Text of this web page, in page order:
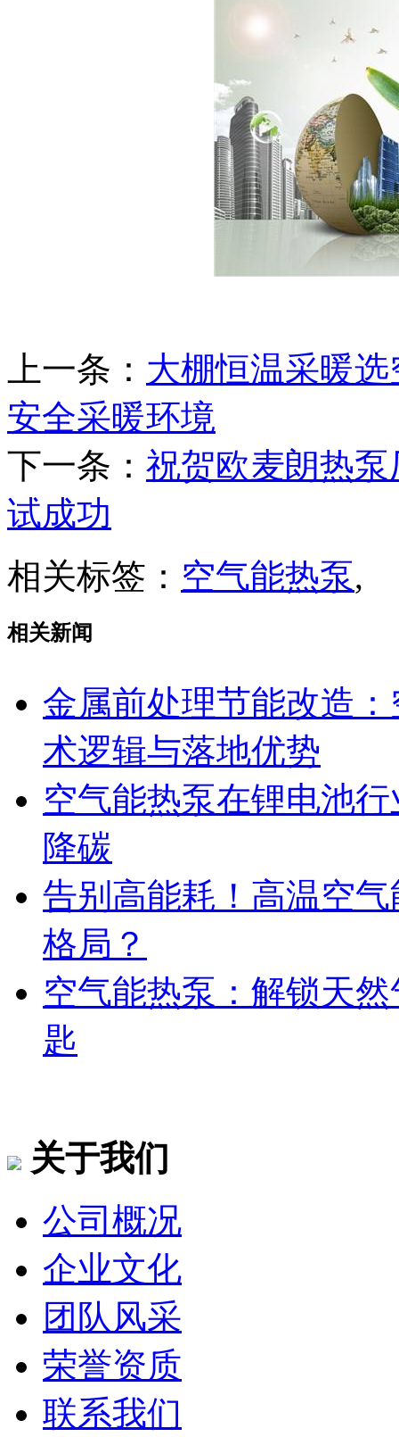
上一条： 大棚恒温采暖
安全采暖环境
下一条： 祝贺欧麦朗热
试成功
相关标签： 空气能热泵,
相关新闻
金属前处理节能改造
术逻辑与落地优势
空气能热泵在锂电池
降碳
告别高能耗！高温空
格局？
空气能热泵：解锁天
匙
关于我们
公司概况
企业文化
团队风采
荣誉资质
联系我们